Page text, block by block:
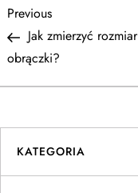
N
a
w
i
g
Previous
Post
Previous
Jak zmierzyć rozmiar
obrączki?
KATEGORIA